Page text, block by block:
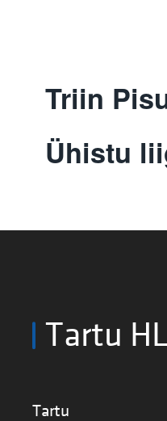
Triin
Ühistu
Tartu
Tartu